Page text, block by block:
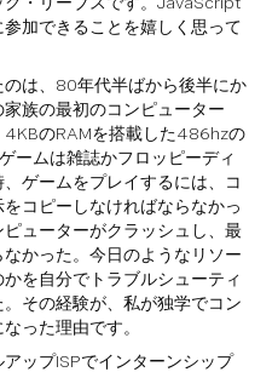
加できることを嬉しく思って
は、80年代半ばから後半にか
族の最初のコンピューター
4KBのRAMを搭載した486hzの
ームは雑誌かフロッピーディ
ゲームをプレイするには、コ
コピーしなければならなかっ
ューターがクラッシュし、最
かった。今日のようなリソー
を自分でトラブルシューティ
その経験が、私が独学でコン
った理由です。
ップISPでインターンシップ